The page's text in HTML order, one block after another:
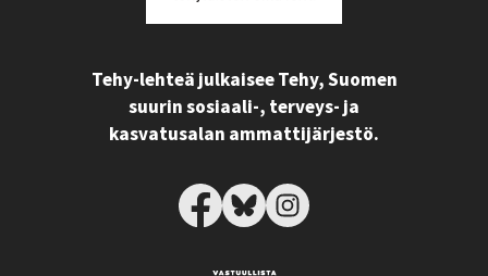
Tehy-lehteä julkaisee Tehy, Suomen
suurin sosiaali-, terveys- ja
kasvatusalan ammattijärjestö.